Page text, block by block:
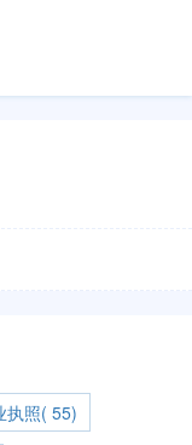
执照( 55)